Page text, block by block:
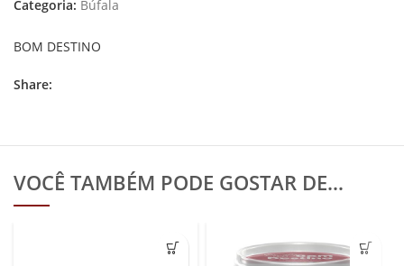
Categoria: Búfala
BOM DESTINO
Share:
VOCÊ TAMBÉM PODE GOSTAR DE…